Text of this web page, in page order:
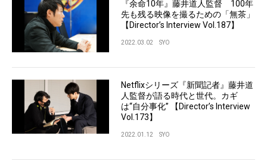
『余命10年』藤井道人監督 100年
先も残る映像を撮るための「無茶」
【Director’s Interview Vol.187】
2022.03.02 SYO
Netflixシリーズ『新聞記者』藤井道
人監督が語る時代と世代。カギ
は“自分事化” 【Director’s Interview
Vol.173】
2022.01.12 SYO